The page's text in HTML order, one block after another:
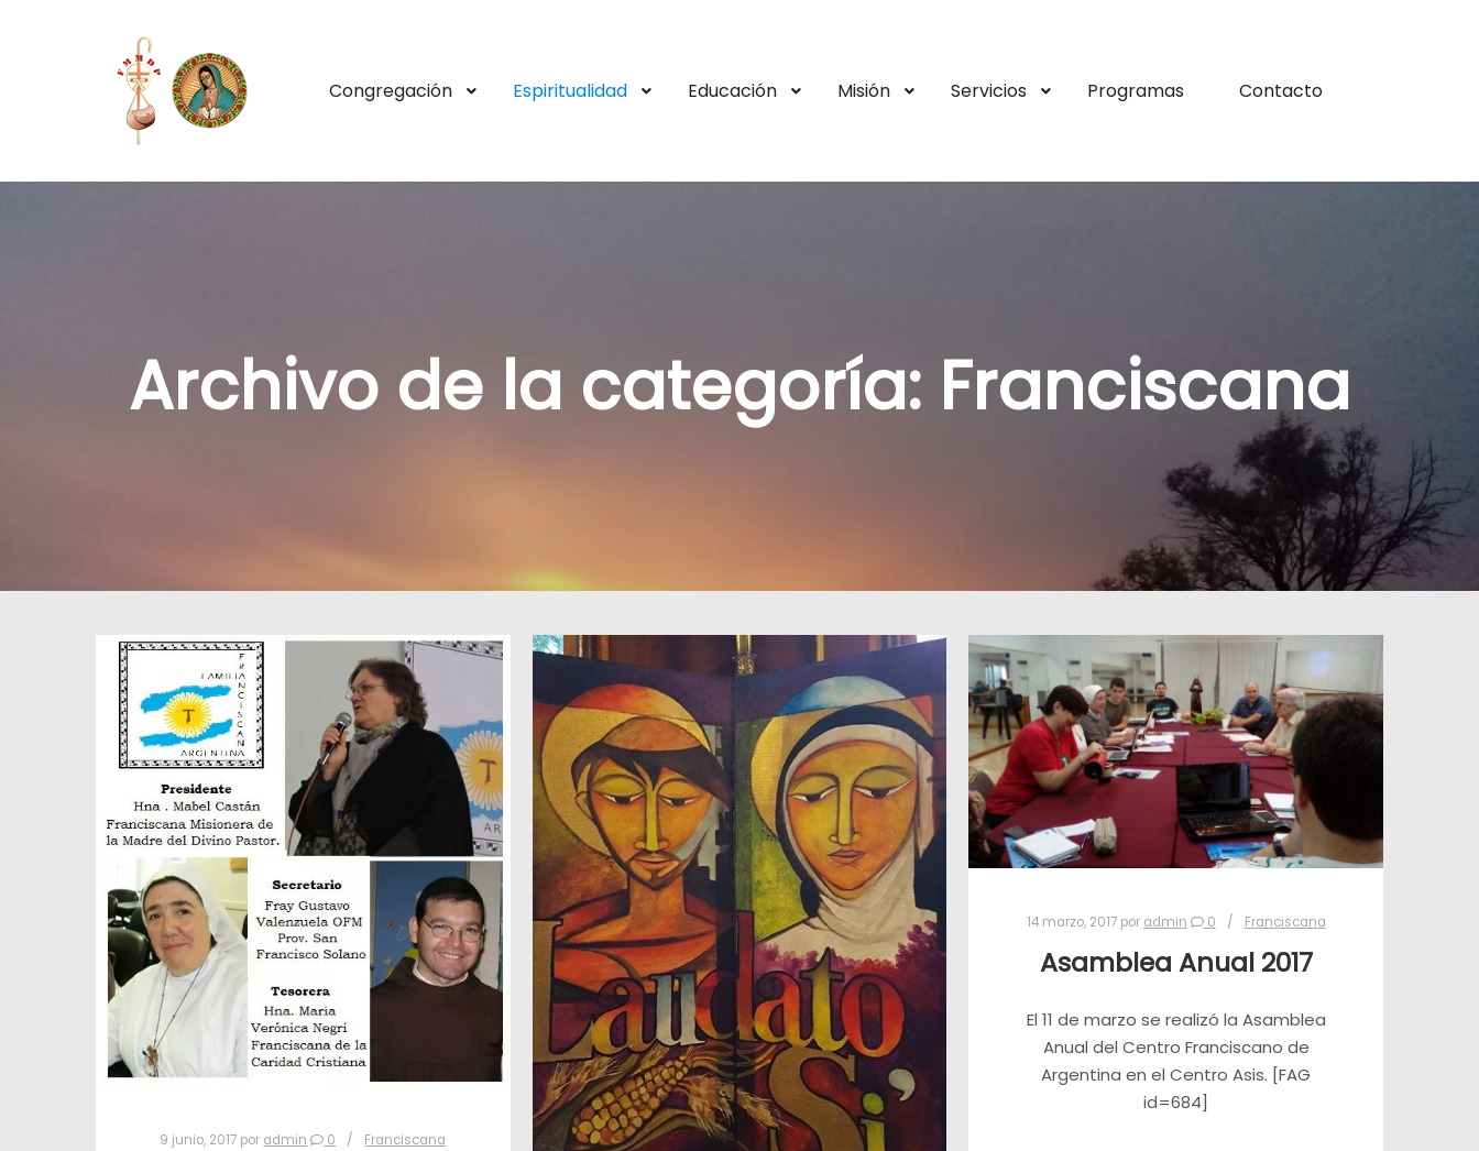
Congregación Espiritualidad Educación Misión Servicios Programas Contacto
Archivo de la categoría: Franciscana
9 junio, 2017 por admin 0 Franciscana
14 marzo, 2017por admin 0 Franciscana
Asamblea Anual 2017
El 11 de marzo se realizó la Asamblea
Anual del Centro Franciscano de
Argentina en el Centro Asis. [FAG
id=684]